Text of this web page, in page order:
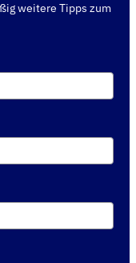
weitere Tipps zum